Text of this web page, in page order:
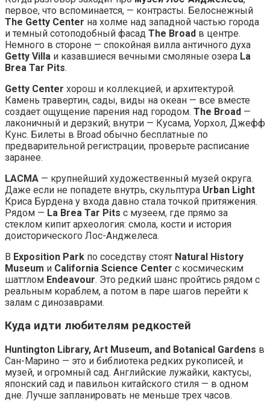
первое, что вспоминается, — контрасты. Белоснежный
The Getty Center на холме над западной частью города
и темный сотоподобный фасад The Broad в центре.
Немного в стороне — спокойная вилла античного духа
Getty Villa и казавшиеся вечными смоляные озера La
Brea Tar Pits.
Getty Center хорош и коллекцией, и архитектурой.
Камень травертин, сады, виды на океан — все вместе
создает ощущение парения над городом. The Broad —
лаконичный и дерзкий; внутри — Кусама, Уорхол, Джефф
Кунс. Билеты в Broad обычно бесплатные по
предварительной регистрации, проверьте расписание
заранее.
LACMA — крупнейший художественный музей округа.
Даже если не попадете внутрь, скульптура Urban Light
Криса Бурдена у входа давно стала точкой притяжения.
Рядом — La Brea Tar Pits с музеем, где прямо за
стеклом кипит археология: смола, кости и история
доисторического Лос-Анджелеса.
В Exposition Park по соседству стоят Natural History
Museum и California Science Center с космическим
шаттлом Endeavour. Это редкий шанс пройтись рядом с
реальным кораблем, а потом в паре шагов перейти к
залам с динозаврами.
Куда идти любителям редкостей
Huntington Library, Art Museum, and Botanical Gardens в
Сан-Марино — это и библиотека редких рукописей, и
музей, и огромный сад. Английские лужайки, кактусы,
японский сад и павильон китайского стиля — в одном
дне. Лучше запланировать не меньше трех часов.